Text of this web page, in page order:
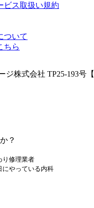
ビス取扱い規約
ついて
ちら
株式会社 TP25-193号【
？
り修理業者
にやっている内科